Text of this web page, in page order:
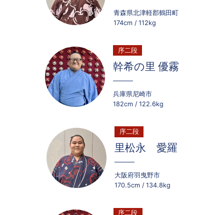
青森県北津軽郡鶴田町
174cm
112kg
序二段
幹希の里 優霧
兵庫県尼崎市
182cm
122.6kg
序二段
里松永 愛羅
大阪府羽曳野市
170.5cm
134.8kg
序二段